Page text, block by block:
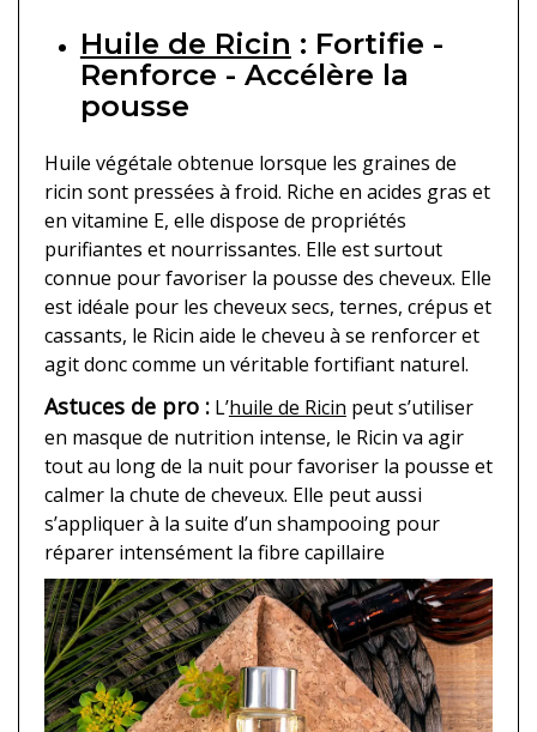
Huile de Ricin : Fortifie -
Renforce - Accélère la
pousse
Huile végétale obtenue lorsque les graines de
ricin sont pressées à froid. Riche en acides gras et
en vitamine E, elle dispose de propriétés
purifiantes et nourrissantes. Elle est surtout
connue pour favoriser la pousse des cheveux. Elle
est idéale pour les cheveux secs, ternes, crépus et
cassants, le Ricin aide le cheveu à se renforcer et
agit donc comme un véritable fortifiant naturel.
Astuces de pro :L’huile de Ricin peut s’utiliser
en masque de nutrition intense, le Ricin va agir
tout au long de la nuit pour favoriser la pousse et
calmer la chute de cheveux. Elle peut aussi
s’appliquer à la suite d’un shampooing pour
réparer intensément la fibre capillaire